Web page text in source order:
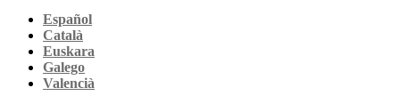
Español
Català
Euskara
Galego
Valencià